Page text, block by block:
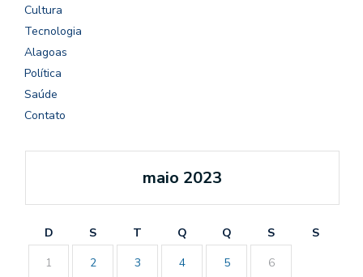
Cultura
Tecnologia
Alagoas
Política
Saúde
Contato
maio 2023
D S T Q Q S
S
1
2 3 4 5 6